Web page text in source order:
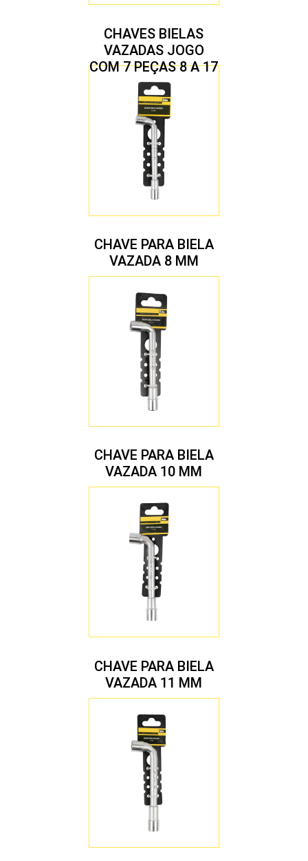
CHAVES BIELAS
VAZADAS JOGO
COM 7 PEÇAS 8 A 17
MM
CHAVE PARA BIELA
VAZADA 8 MM
CHAVE PARA BIELA
VAZADA 10 MM
CHAVE PARA BIELA
VAZADA 11 MM